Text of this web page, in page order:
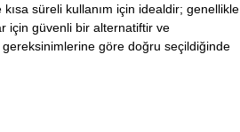
süreli kullanım için idealdir; genellikle
için güvenli bir alternatiftir ve
gereksinimlerine göre doğru seçildiğinde